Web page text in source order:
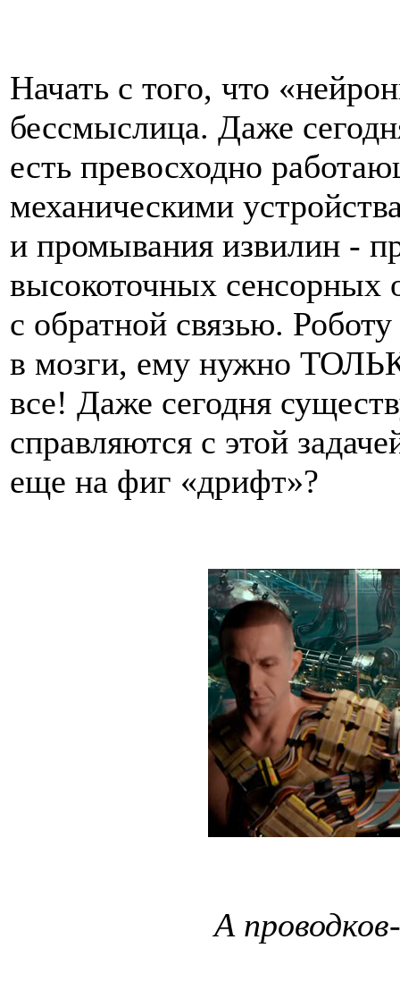
Начать с того, что
бессмыслица. Даже
есть превосходно
механическими
и промывания извилин -
высокоточных сенсорных
с обратной связью.
в мозги, ему нужно
все! Даже сегодня
справляются с этой
еще на фиг «дрифт»?
А